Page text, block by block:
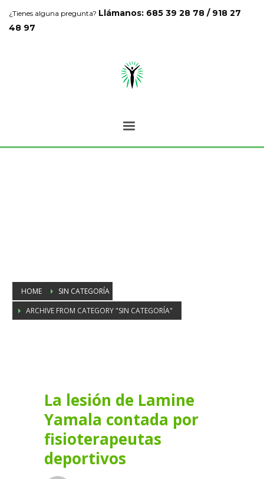
¿Tienes alguna pregunta? Llámanos: 685 39 28 78 / 918 27
48 97
HOME
SIN CATEGORÍA
ARCHIVE FROM CATEGORY "SIN CATEGORÍA"
La lesión de Lamine
Yamala contada por
fisioterapeutas
deportivos